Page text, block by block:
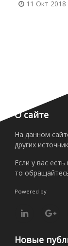
11 Окт 2018
О сайте
На данном
других
Если у вас
то
Powered by
Новые